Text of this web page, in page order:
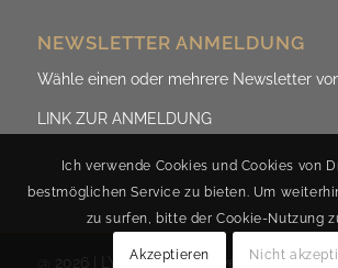
NEWSLETTER ANMELDUNG
Wähle einen oder mehrere Newsletter
LINK ZUR ANMELDUNG
@ 2026 | LYN.ViSION by Evelyn
Ich verwende Cookies und Cookies von
bestmöglichen Service zu bieten. Um
zu surfen, bitte der Cookie-Nutzung
Akzeptieren Nicht